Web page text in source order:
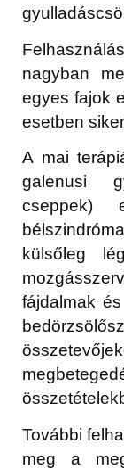
nagyban
egyes fajok
esetben
A mai
galenusi
cseppek)
külsőleg
fájdalmak
További
meg a